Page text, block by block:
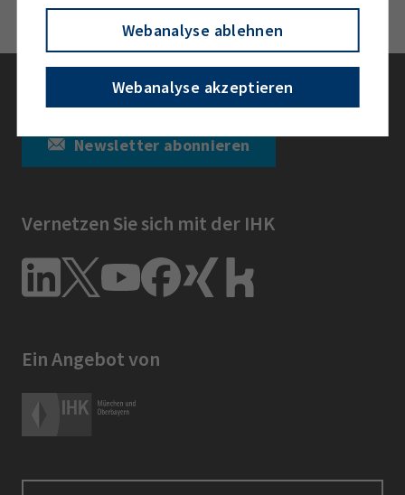
Webanalyse ablehnen
Webanalyse akzeptieren
Bleiben Sie informiert
Newsletter abonnieren
Vernetzen Sie sich mit der IHK
Ein Angebot von